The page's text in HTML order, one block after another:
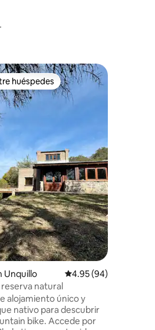
5, 134 reseñas
preferido
huéspedes
Unquillo Calificación
4.95 (94)
natural
alojamiento único y
nativo para descubrir
bike. Accede por